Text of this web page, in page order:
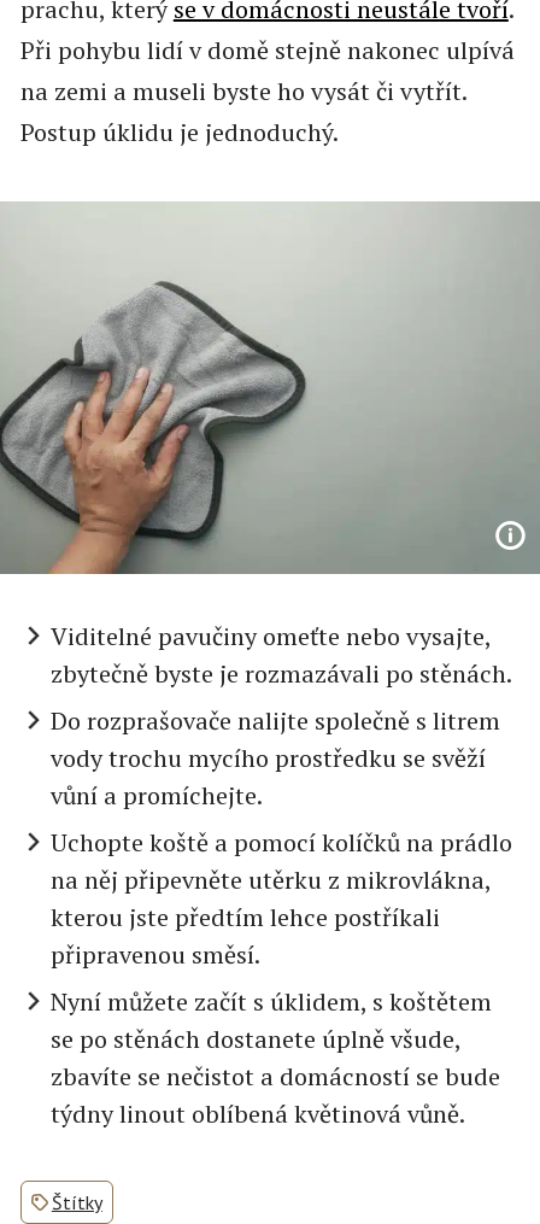
prachu, který se v domácnosti neustále tvoří.
Při pohybu lidí v domě stejně nakonec ulpívá
na zemi a museli byste ho vysát či vytřít.
Postup úklidu je jednoduchý.
Viditelné pavučiny omeťte nebo vysajte,
zbytečně byste je rozmazávali po stěnách.
Do rozprašovače nalijte společně s litrem
vody trochu mycího prostředku se svěží
vůní a promíchejte.
Uchopte koště a pomocí kolíčků na prádlo
na něj připevněte utěrku z mikrovlákna,
kterou jste předtím lehce postříkali
připravenou směsí.
Nyní můžete začít s úklidem, s koštětem
se po stěnách dostanete úplně všude,
zbavíte se nečistot a domácností se bude
týdny linout oblíbená květinová vůně.
Štítky